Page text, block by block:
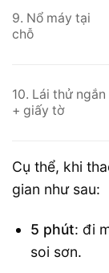
9. Nổ máy tại
chỗ
10. Lái thử ngắn
+ giấy tờ
Cụ thể, khi
gian như sau:
5 phút: đi
soi sơn.